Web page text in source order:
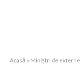
Acasă » Miniștri de externe